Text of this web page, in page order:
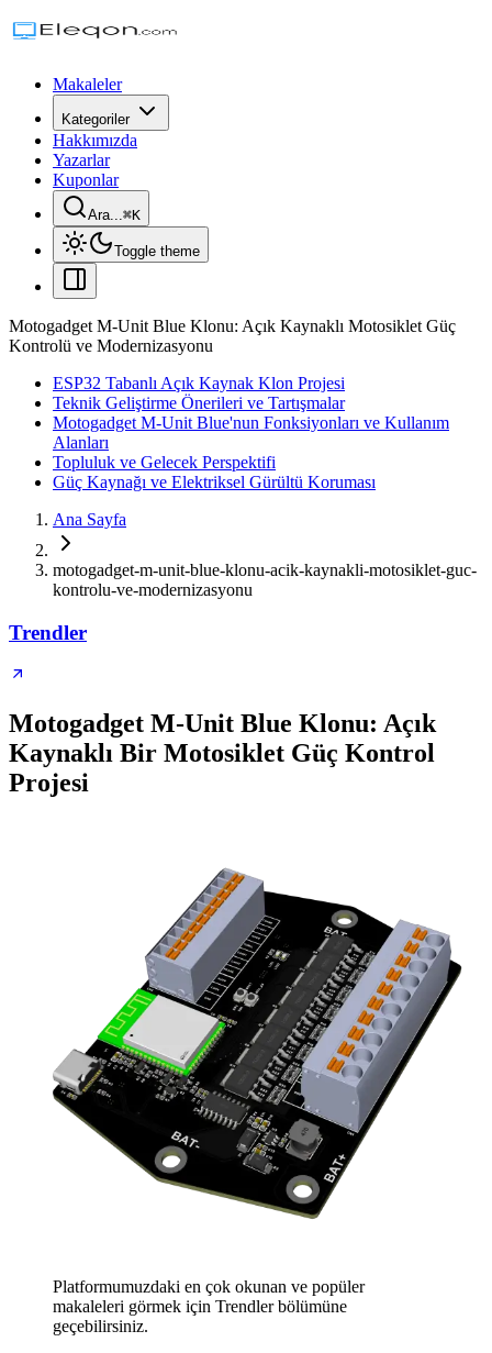
Makaleler
Kategoriler
Hakkımızda
Yazarlar
Kuponlar
Ara...⌘K
Toggle theme
Motogadget M-Unit Blue Klonu: Açık Kaynaklı Motosiklet Güç
Kontrolü ve Modernizasyonu
ESP32 Tabanlı Açık Kaynak Klon Projesi
Teknik Geliştirme Önerileri ve Tartışmalar
Motogadget M-Unit Blue'nun Fonksiyonları ve Kullanım
Alanları
Topluluk ve Gelecek Perspektifi
Güç Kaynağı ve Elektriksel Gürültü Koruması
Ana Sayfa
motogadget-m-unit-blue-klonu-acik-kaynakli-motosiklet-guc-
kontrolu-ve-modernizasyonu
Trendler
Motogadget M-Unit Blue Klonu: Açık
Kaynaklı Bir Motosiklet Güç Kontrol
Projesi
Platformumuzdaki en çok okunan ve popüler
makaleleri görmek için Trendler bölümüne
geçebilirsiniz.